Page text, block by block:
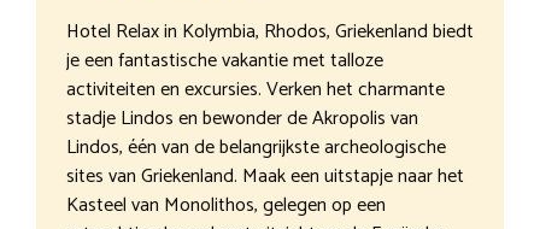
Hotel Relax in Kolymbia, Rhodos, Griekenland biedt
je een fantastische vakantie met talloze
activiteiten en excursies. Verken het charmante
stadje Lindos en bewonder de Akropolis van
Lindos, één van de belangrijkste archeologische
sites van Griekenland. Maak een uitstapje naar het
Kasteel van Monolithos, gelegen op een